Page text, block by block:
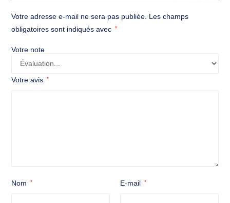
Votre adresse e-mail ne sera pas publiée. Les champs
obligatoires sont indiqués avec
*
Votre note
Votre avis *
Nom * E-mail *